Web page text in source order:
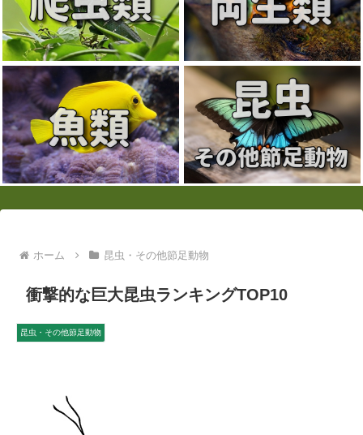
ホーム 昆虫・その他節足動物
衝撃的な巨大昆虫ランキングTOP10
昆虫・その他節足動物